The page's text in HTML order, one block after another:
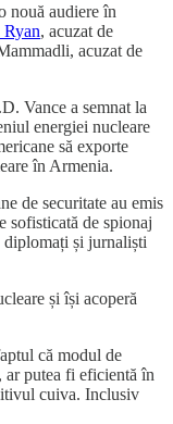
nouă audiere în
, acuzat de
acuzat de
Vance a semnat la
energiei nucleare
să exporte
în Armenia.
de securitate au emis
sofisticată de spionaj
și jurnaliști
și își acoperă
că modul de
putea fi eficientă în
cuiva. Inclusiv